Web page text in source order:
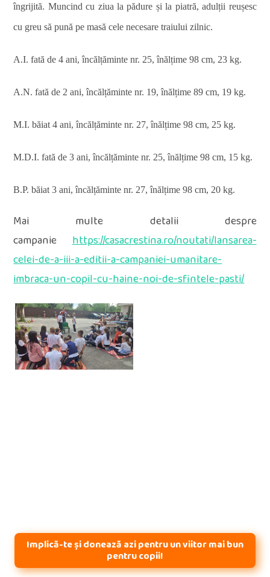
îngrijită. Muncind cu ziua la pădure și la piatră, adulții reușesc
cu greu să pună pe masă cele necesare traiului zilnic.
A.I. fată de 4 ani, încălțăminte nr. 25, înălțime 98 cm, 23 kg.
A.N. fată de 2 ani, încălțăminte nr. 19, înălțime 89 cm, 19 kg.
M.I. băiat 4 ani, încălțăminte nr. 27, înălțime 98 cm, 25 kg.
M.D.I. fată de 3 ani, încălțăminte nr. 25, înălțime 98 cm, 15 kg.
B.P. băiat 3 ani, încălțăminte nr. 27, înălțime 98 cm, 20 kg.
Mai multe detalii despre
campaniehttps://casacrestina.ro/noutati/lansarea-
celei-de-a-iii-a-editii-a-campaniei-umanitare-
imbraca-un-copil-cu-haine-noi-de-sfintele-pasti/
Implică-te și donează azi pentru un viitor mai bun
pentru copii!